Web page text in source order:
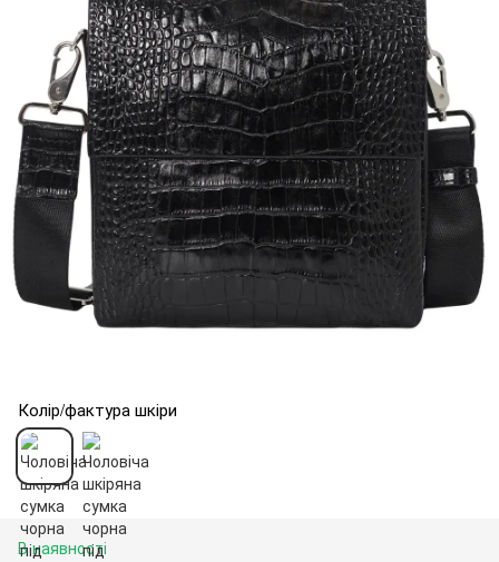
Колір/фактура шкіри
В наявності